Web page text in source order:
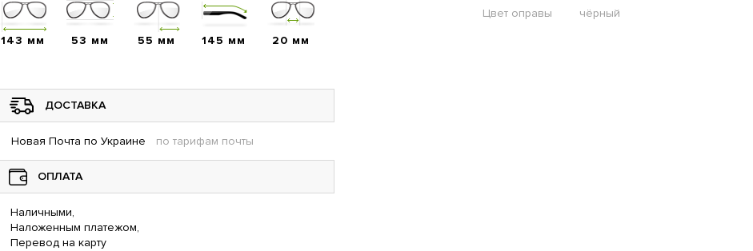
Цвет оправы
чёрный
143 мм
53 мм 55 мм 145 мм 20 мм
ДОСТАВКА
Новая Почта по Украине по тарифам почты
ОПЛАТА
Наличными,
Наложенным платежом,
Перевод на карту